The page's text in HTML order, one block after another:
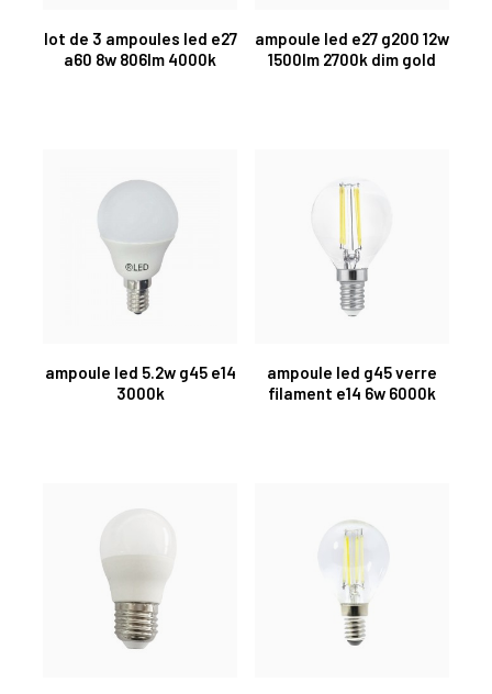
lot de 3 ampoules led e27
a60 8w 806lm 4000k
ampoule led e27 g200 12w
1500lm 2700k dim gold
ampoule led 5.2w g45 e14
3000k
ampoule led g45 verre
filament e14 6w 6000k